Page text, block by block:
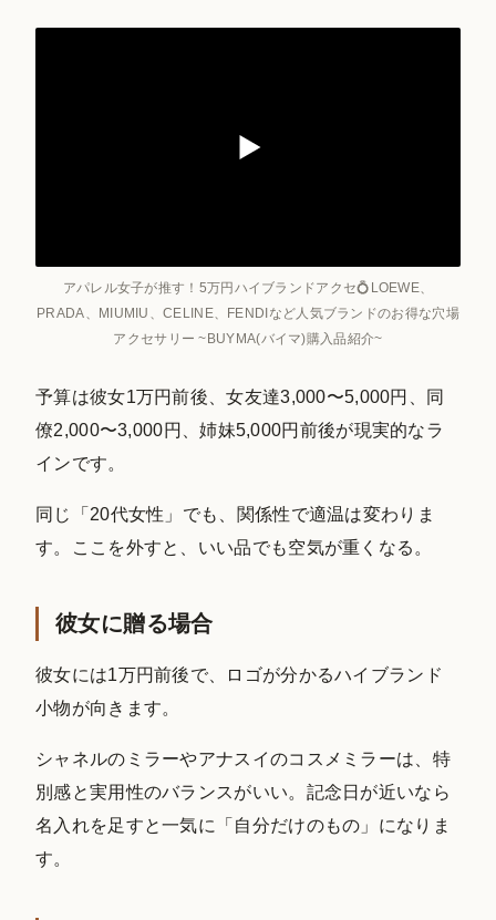
アパレル女子が推す！5万円ハイブランドアクセ💍LOEWE、
PRADA、MIUMIU、CELINE、FENDIなど人気ブランドのお得な穴場
アクセサリー ~BUYMA(バイマ)購入品紹介~
予算は彼女1万円前後、女友達3,000〜5,000円、同
僚2,000〜3,000円、姉妹5,000円前後が現実的なラ
インです。
同じ「20代女性」でも、関係性で適温は変わりま
す。ここを外すと、いい品でも空気が重くなる。
彼女に贈る場合
彼女には1万円前後で、ロゴが分かるハイブランド
小物が向きます。
シャネルのミラーやアナスイのコスメミラーは、特
別感と実用性のバランスがいい。記念日が近いなら
名入れを足すと一気に「自分だけのもの」になりま
す。